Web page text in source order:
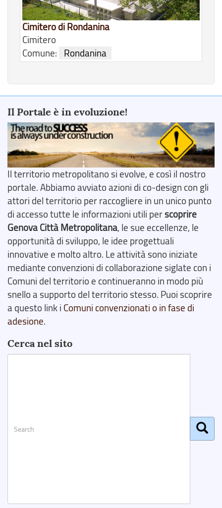
Cimitero di Rondanina
Cimitero
Comune:
Rondanina
Il Portale è in evoluzione!
Il territorio metropolitano si evolve, e così il nostro
portale. Abbiamo avviato azioni di co-design con gli
attori del territorio per raccogliere in un unico punto
di accesso tutte le informazioni utili perscoprire
Genova Città Metropolitana, le sue eccellenze, le
opportunità di sviluppo, le idee progettuali
innovative e molto altro. Le attività sono iniziate
mediante convenzioni di collaborazione siglate con i
Comuni del territorio e continueranno in modo più
snello a supporto del territorio stesso. Puoi scoprire
a questo link i Comuni convenzionati o in fase di
adesione.
Cerca nel sito